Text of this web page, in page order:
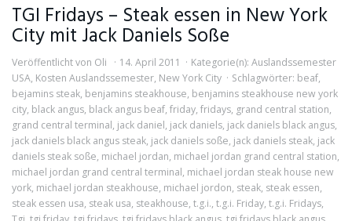
TGI Fridays – Steak essen in New York
City mit Jack Daniels Soße
Veröffentlicht von Oli 14. April 2011 Kategorie(n): Auslandssemester
USA, Kosten Auslandssemester, New York City Schlagwörter: beaf,
bejamins steak, benjamins steakhouse, benjamins steakhouse new york
city, black angus, black angus beaf, friday, fridays, grand central station,
grand central terminal, jack daniel, jack daniels, jack daniels black angus,
jack daniels black angus steak, jack daniels soße, jack daniels steak, jack
daniels steak soße, michael jordan, michael jordan grand central station,
michael jordan grand central terminal, michael jordan steak house new
york, michael jordan steakhouse, michael jordon, steak, steak essen,
steak essen usa, steak usa, steakhouse, t.g.i., t.g.i. Friday, t.g.i. Fridays,